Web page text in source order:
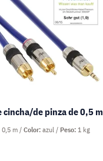
cincha/de pinza de 0,5 m
0,5 m Color azul Peso 1 kg